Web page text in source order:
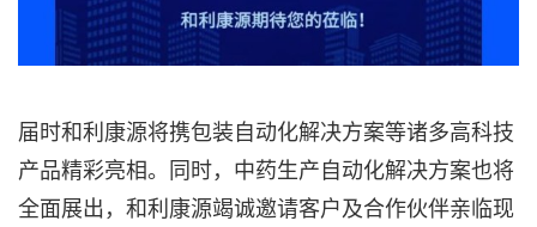
届时和利康源将携包装自动化解决方案等诸多高科技
产品精彩亮相。同时，中药生产自动化解决方案也将
全面展出，和利康源竭诚邀请客户及合作伙伴亲临现